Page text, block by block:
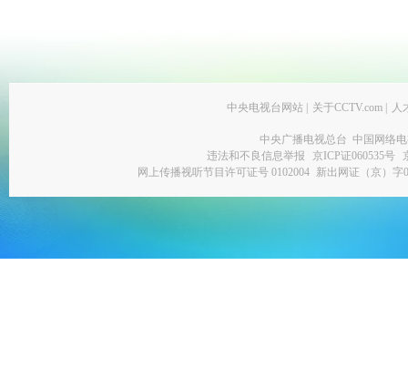
中央电视台网站 关于CCTV.com 人
中央广播电视总台 中国网络
违法和不良信息举报
京ICP证060535号
网上传播视听节目许可证号 0102004 新出网证（京）